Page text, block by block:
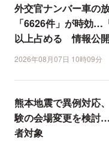
外交官ナンバー車の
「6626件」が時効…
以上占める 情報公
2026年08月07日 10時09分
熊本地震で異例対応
験の会場変更を検討
者対象